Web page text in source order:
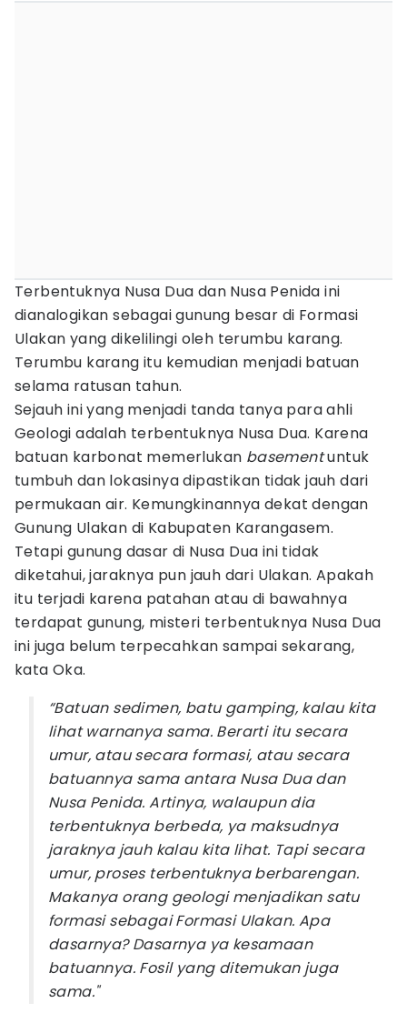
Terbentuknya Nusa Dua dan Nusa Penida ini
dianalogikan sebagai gunung besar di Formasi
Ulakan yang dikelilingi oleh terumbu karang.
Terumbu karang itu kemudian menjadi batuan
selama ratusan tahun.
Sejauh ini yang menjadi tanda tanya para ahli
Geologi adalah terbentuknya Nusa Dua. Karena
batuan karbonat memerlukan basementuntuk
tumbuh dan lokasinya dipastikan tidak jauh dari
permukaan air. Kemungkinannya dekat dengan
Gunung Ulakan di Kabupaten Karangasem.
Tetapi gunung dasar di Nusa Dua ini tidak
diketahui, jaraknya pun jauh dari Ulakan. Apakah
itu terjadi karena patahan atau di bawahnya
terdapat gunung, misteri terbentuknya Nusa Dua
ini juga belum terpecahkan sampai sekarang,
kata Oka.
“Batuan sedimen, batu gamping, kalau kita
lihat warnanya sama. Berarti itu secara
umur, atau secara formasi, atau secara
batuannya sama antara Nusa Dua dan
Nusa Penida. Artinya, walaupun dia
terbentuknya berbeda, ya maksudnya
jaraknya jauh kalau kita lihat. Tapi secara
umur, proses terbentuknya berbarengan.
Makanya orang geologi menjadikan satu
formasi sebagai Formasi Ulakan. Apa
dasarnya? Dasarnya ya kesamaan
batuannya. Fosil yang ditemukan juga
sama."